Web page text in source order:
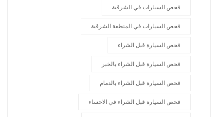
فحص السيارات في الشرقية
فحص السيارات في المنطقة الشرقية
فحص السيارة قبل الشراء
فحص السيارة قبل الشراء بالخبر
فحص السيارة قبل الشراء بالدمام
فحص السيارة قبل الشراء في الاحساء